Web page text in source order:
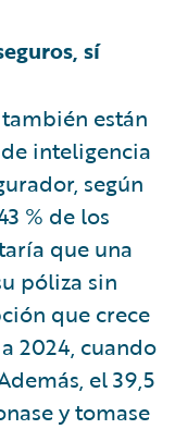
sí
están
inteligencia
según
% de los
que una
póliza sin
que crece
2024, cuando
el 39,5
y tomase